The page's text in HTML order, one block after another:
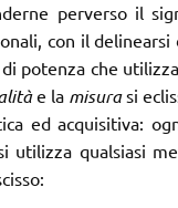
perverso il
con il
potenza che
e la misurasi
ed acquisitiva:
utilizza qualsiasi